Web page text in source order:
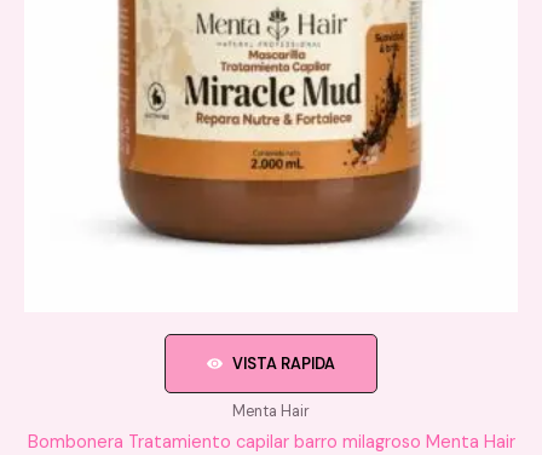
VISTA RAPIDA
Menta Hair
Bombonera Tratamiento capilar barro milagroso Menta Hair